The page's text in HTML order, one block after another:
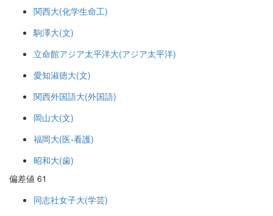
関西大(化学生命工)
駒澤大(文)
立命館アジア太平洋大(アジア太平洋)
愛知淑徳大(文)
関西外国語大(外国語)
岡山大(文)
福岡大(医-看護)
昭和大(歯)
偏差値 61
同志社女子大(学芸)